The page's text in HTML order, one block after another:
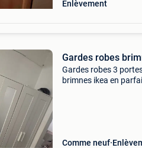
Enlèvement
Gardes robes
Gardes robes 3
brimnes ikea en
Comme neuf